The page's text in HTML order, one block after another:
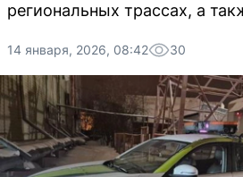
региональных трассах, а
14 января, 2026, 08:42 30